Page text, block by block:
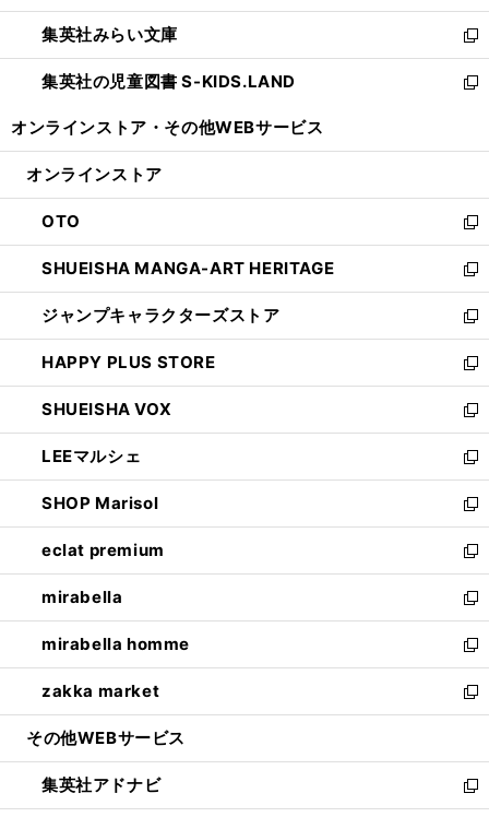
開
く
ウ
で
開
く
ン
ド
ウ
で
ウ
ィ
ン
ド
開
集英社みらい文庫
新
し
い
ン
ウ
で
開
く
集英社の児童図書 S-KIDS.LAND
新
ウ
ン
ド
ウ
で
開
く
オンラインストア・ その他WEBサービス
オンラインストア
OTO
新
し
い
ウ
ィ
ン
ド
ウ
で
開
く
SHUEISHA MANGA-ART HERITAGE
新
し
い
ウ
ィ
ン
ド
ウ
で
開
く
ジャンプキャラクターズストア
新
し
い
ウ
ィ
ン
ド
ウ
で
開
く
HAPPY PLUS STORE
新
し
い
ウ
ィ
ン
ド
ウ
で
開
く
SHUEISHA VOX
新
し
い
ウ
ィ
ン
ド
ウ
で
開
く
LEEマルシェ
新
し
い
ウ
ィ
ン
ド
ウ
で
開
く
SHOP Marisol
新
し
い
ウ
ィ
ン
ド
ウ
で
開
eclat premium
新
し
い
ウ
ィ
ン
ド
ウ
開
く
mirabella
新
し
い
ウ
ィ
ン
ウ
で
開
mirabella homme
新
し
い
ウ
ン
ド
ウ
zakka market
新
し
ウ
ィ
ン
その他WEBサービス
集英社アドナビ
新
し